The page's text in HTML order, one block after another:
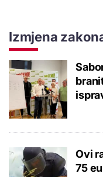
Izmjena
Ovi
75